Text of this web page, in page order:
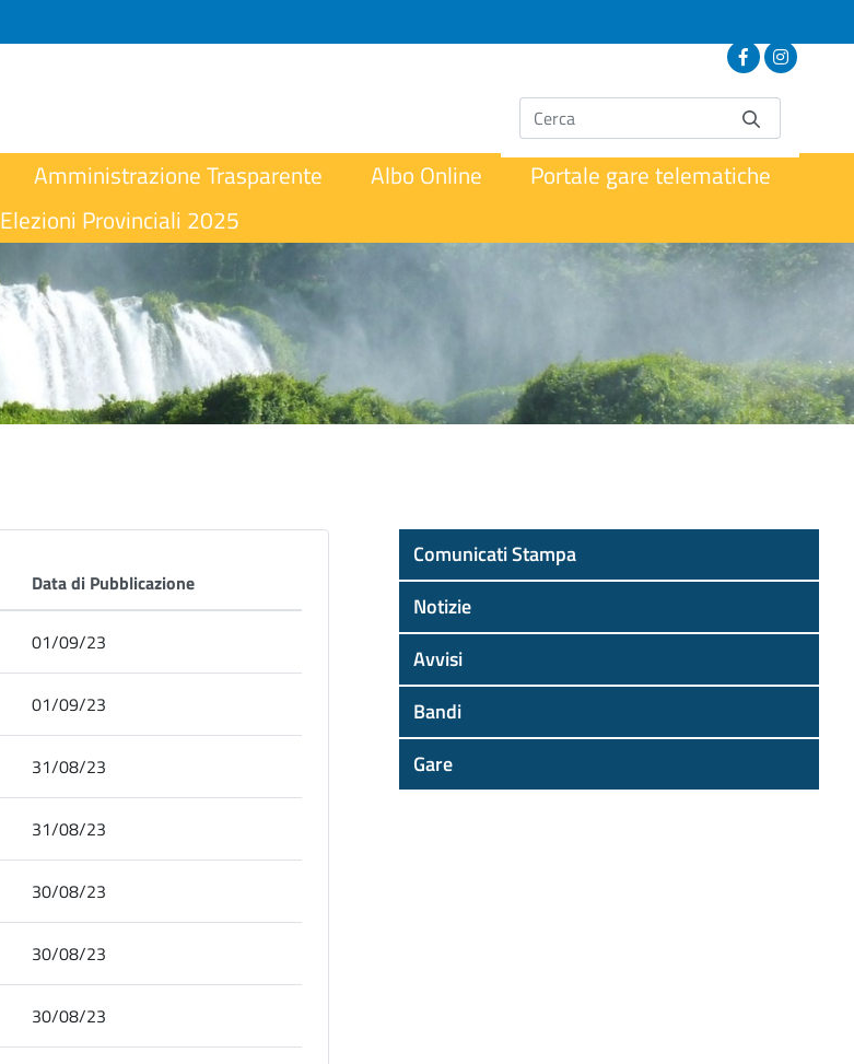
Amministrazione Trasparente Albo Online
Portale gare telematiche
Elezioni Provinciali 2025
Data di Pubblicazione
01/09/23
01/09/23
31/08/23
31/08/23
30/08/23
30/08/23
30/08/23
Comunicati Stampa
Notizie
Avvisi
Bandi
Gare